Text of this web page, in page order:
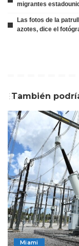
migrantes
Las fotos de la
azotes, dice el
También
Miami